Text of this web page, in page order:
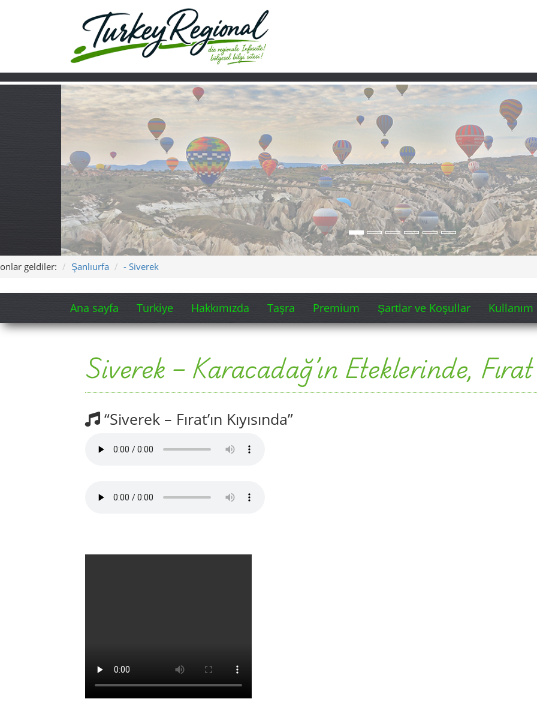
Şanlıurfa - Siverek
Ana sayfa Turkiye Hakkımızda Taşra Premium Şartlar ve Koşullar Kullanım
Siverek – Karacadağ’ın Eteklerinde,
“Siverek – Fırat’ın Kıyısında”
Video 1: “Şanlıurfa’nın İncisi Siverek” Tanıtım Belgeseli